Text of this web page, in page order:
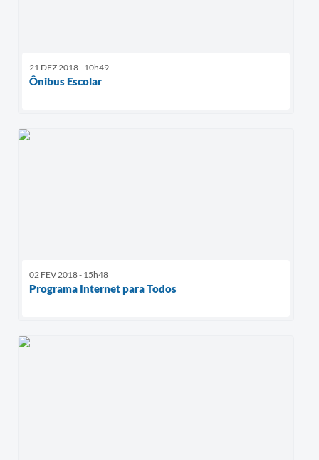
21 DEZ 2018 - 10h49
Ônibus Escolar
02 FEV 2018 - 15h48
Programa Internet para Todos